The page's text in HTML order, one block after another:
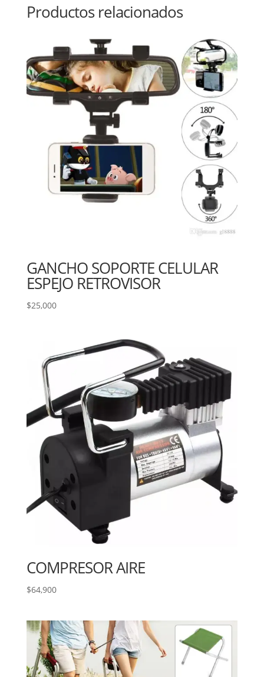
Productos relacionados
GANCHO SOPORTE CELULAR
ESPEJO RETROVISOR
$25,000
COMPRESOR AIRE
$64,900